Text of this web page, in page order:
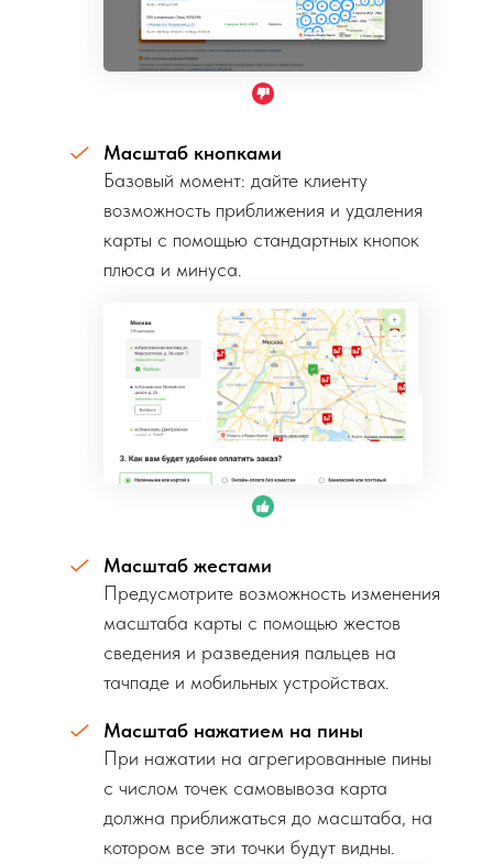
Масштаб кнопками
Базовый момент: дайте клиенту
возможность приближения и удаления
карты с помощью стандартных кнопок
плюса и минуса.
Масштаб жестами
Предусмотрите возможность изменения
масштаба карты с помощью жестов
сведения и разведения пальцев на
тачпаде и мобильных устройствах.
Масштаб нажатием на пины
При нажатии на агрегированные пины
с числом точек самовывоза карта
должна приближаться до масштаба, на
котором все эти точки будут видны.